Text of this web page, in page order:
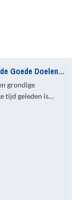
Quick Boys een van de winnaars van de Goede Doelen Actie van De Telefoongids & De Gouden Gids
grondige
tijd geleden is…